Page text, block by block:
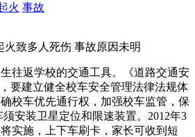
火 事故
往返学校的交通工具。《道路交通安
要建立健全校车安全管理法律法规体
校车优先通行权，加强校车监管，保
须安装卫星定位和限速装置。2012年3
实施，上下车刷卡，家长可收到短